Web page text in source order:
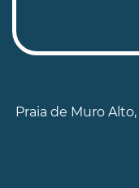
Praia de Muro